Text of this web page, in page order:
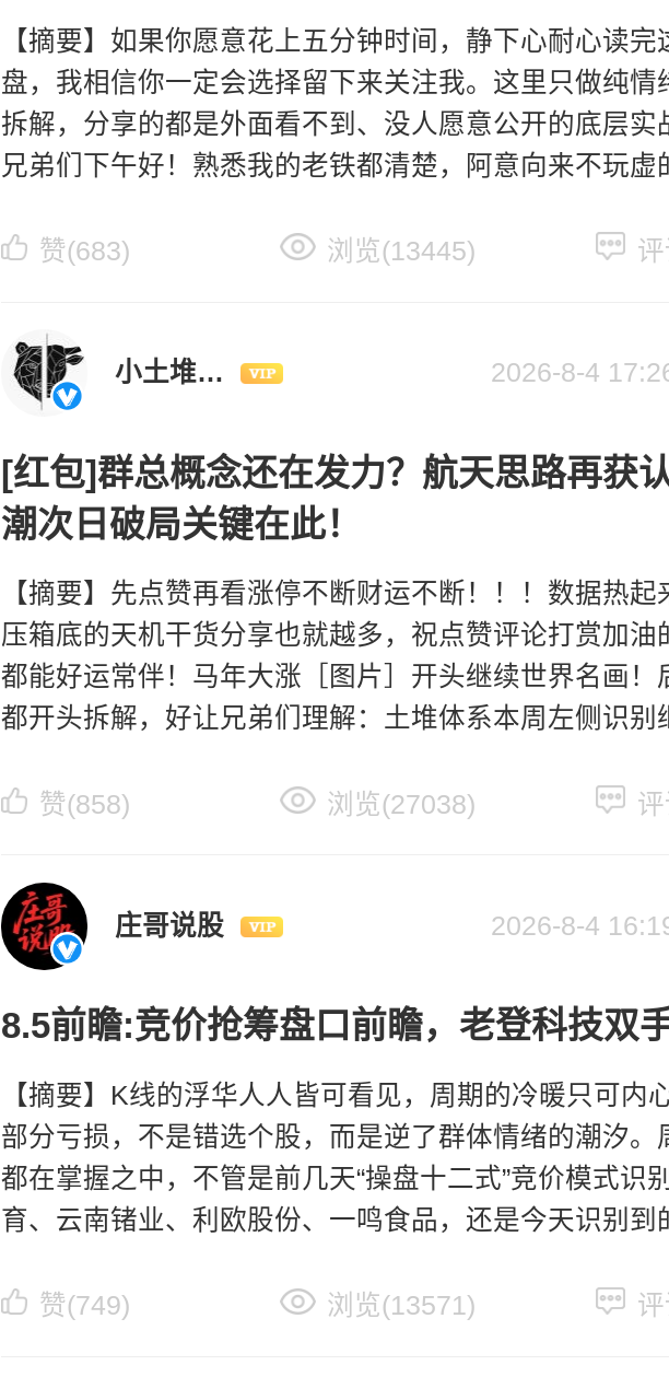
【摘要】如果你愿意花上五分钟时间，静下心耐心读完
盘，我相信你一定会选择留下来关注我。这里只做纯情
拆解，分享的都是外面看不到、没人愿意公开的底层实
兄弟们下午好！熟悉我的老铁都清楚，阿意向来不玩虚
一笔真实操
赞(683) 浏览(13445)
小土堆爆金币 2026-8-4
[红包]群总概念还在发力？航天思路再获
潮次日破局关键在此！
【摘要】先点赞再看涨停不断财运不断！！！数据热起
压箱底的天机干货分享也就越多，祝点赞评论打赏加油
都能好运常伴！马年大涨［图片］开头继续世界名画！
都开头拆解，好让兄弟们理解：土堆体系本周左侧识别
区分享完航
赞(858) 浏览(27038)
庄哥说股 2026-8-4
8.5前瞻:竞价抢筹盘口前瞻，老登科技双手
【摘要】K线的浮华人人皆可看见，周期的冷暖只可内
部分亏损，不是错选个股，而是逆了群体情绪的潮汐。
都在掌握之中，不管是前几天“操盘十二式”竞价模式识
育、云南锗业、利欧股份、一鸣食品，还是今天识别到
是 赞(749) 浏览(13571)